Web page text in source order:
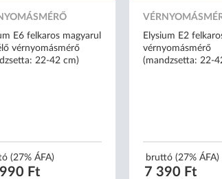
E6 felkaros magyarul
vérnyomásmérő
22-42 cm)
(27% ÁFA)
Ft
Elysium E2
vérnyomásmérő
(mandzsetta: 22-
bruttó (27% ÁFA)
7 390 Ft